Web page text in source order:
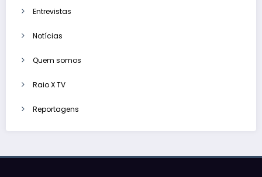
Entrevistas
Notícias
Quem somos
Raio X TV
Reportagens